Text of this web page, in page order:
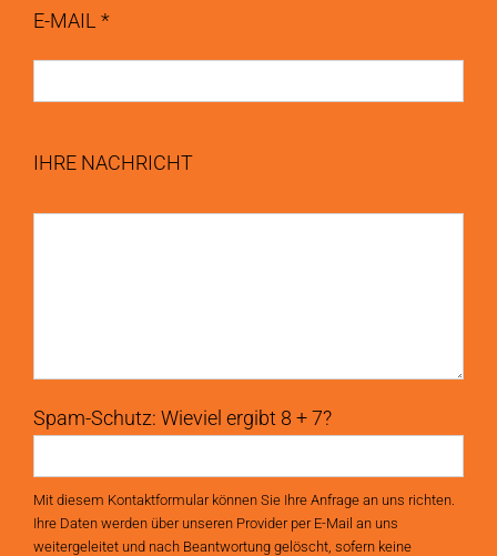
E-MAIL *
IHRE NACHRICHT
Spam-Schutz: Wieviel ergibt 8 + 7?
Mit diesem Kontaktformular können Sie Ihre Anfrage an uns richten.
Ihre Daten werden über unseren Provider per E-Mail an uns
weitergeleitet und nach Beantwortung gelöscht, sofern keine